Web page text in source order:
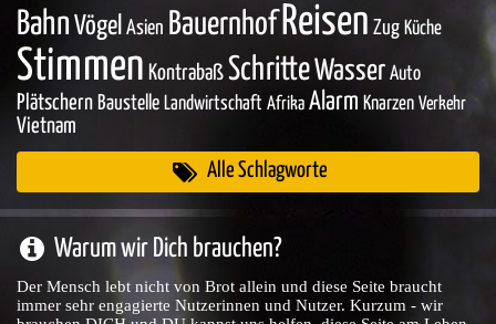
Bahn Vögel Asien Bauernhof Reisen Zug Küche
Stimmen Kontrabaß SchritteWasser Auto
Plätschern Baustelle Landwirtschaft Afrika Alarm Knarzen Verkehr
Vietnam
Alle Schlagworte
Warum wir Dich brauchen?
Der Mensch lebt nicht von Brot allein und diese Seite braucht
immer sehr engagierte Nutzerinnen und Nutzer. Kurzum - wir